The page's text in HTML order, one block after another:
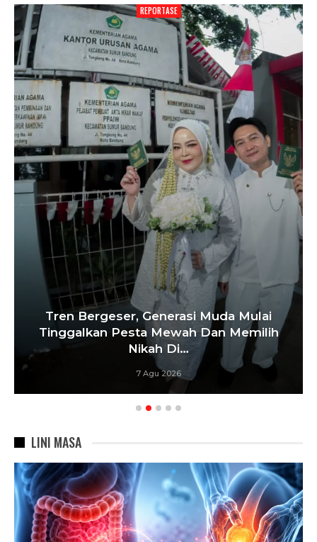
REPORTASE
Tren Bergeser, Generasi Muda Mulai
Tinggalkan Pesta Mewah Dan Memilih
Nikah Di…
7 Agu 2026
LINI MASA